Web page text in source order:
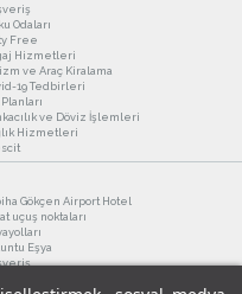
Odaları
Free
Hizmetleri
ve Araç Kiralama
19 Tedbirleri
Planları
ve Döviz İşlemleri
Hizmetleri
Gökçen Airport Hotel
uçuş noktaları
Eşya